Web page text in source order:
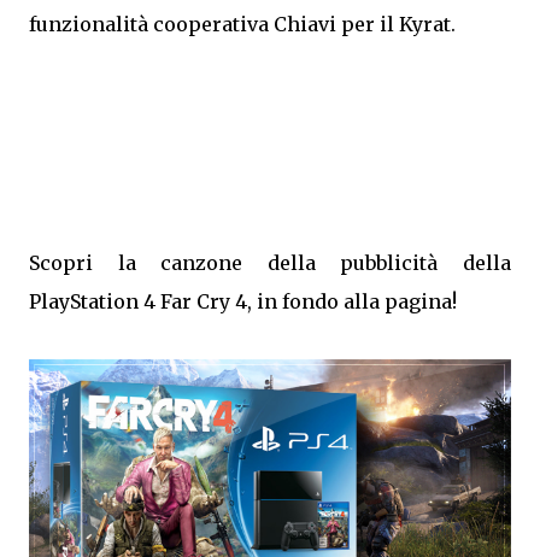
funzionalità cooperativa Chiavi per il Kyrat.
Scopri la canzone della pubblicità della
PlayStation 4 Far Cry 4, in fondo alla pagina!